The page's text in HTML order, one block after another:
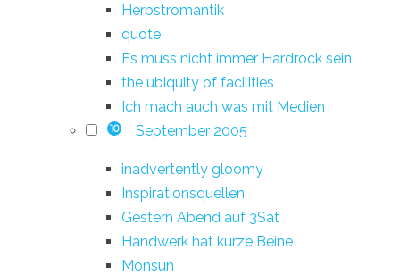
Herbstromantik
quote
Es muss nicht immer Hardrock sein
the ubiquity of facilities
Ich mach auch was mit Medien
10 September 2005
inadvertently gloomy
Inspirationsquellen
Gestern Abend auf 3Sat
Handwerk hat kurze Beine
Monsun